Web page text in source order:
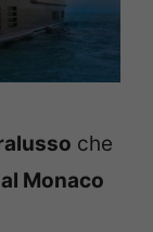
che
Monaco